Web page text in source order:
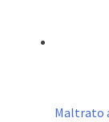
Maltrato